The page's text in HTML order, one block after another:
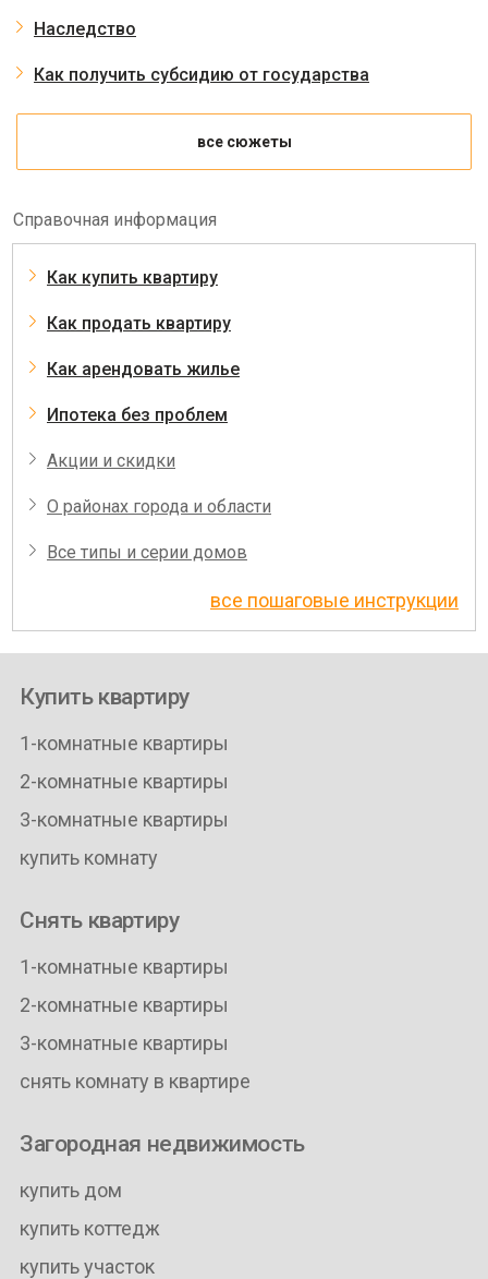
Наследство
Как получить субсидию от государства
все сюжеты
Справочная информация
Как купить квартиру
Как продать квартиру
Как арендовать жилье
Ипотека без проблем
Акции и скидки
О районах города и области
Все типы и серии домов
все пошаговые инструкции
Купить квартиру
1-комнатные квартиры
2-комнатные квартиры
3-комнатные квартиры
купить комнату
Снять квартиру
1-комнатные квартиры
2-комнатные квартиры
3-комнатные квартиры
снять комнату в квартире
Загородная недвижимость
купить дом
купить коттедж
купить участок